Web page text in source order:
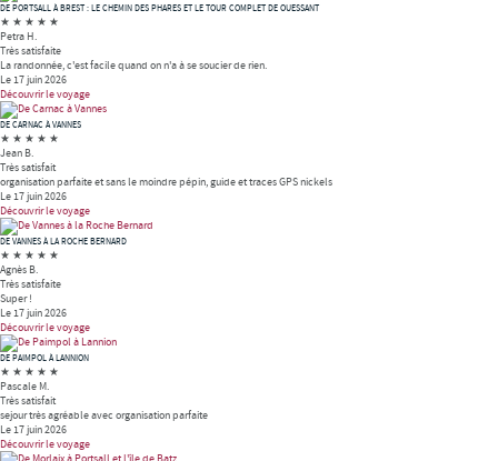
DE PORTSALL À BREST : LE CHEMIN DES PHARES ET LE TOUR COMPLET DE OUESSANT
★ ★ ★ ★ ★
Petra H.
Très satisfaite
La randonnée, c'est facile quand on n'a à se soucier de rien.
Le 17 juin 2026
Découvrir le voyage
DE CARNAC À VANNES
★ ★ ★ ★ ★
Jean B.
Très satisfait
organisation parfaite et sans le moindre pépin, guide et traces GPS nickels
Le 17 juin 2026
Découvrir le voyage
DE VANNES À LA ROCHE BERNARD
★ ★ ★ ★ ★
Agnès B.
Très satisfaite
Super !
Le 17 juin 2026
Découvrir le voyage
DE PAIMPOL À LANNION
★ ★ ★ ★ ★
Pascale M.
Très satisfait
sejour très agréable avec organisation parfaite
Le 17 juin 2026
Découvrir le voyage